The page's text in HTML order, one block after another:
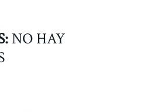
NO HAY